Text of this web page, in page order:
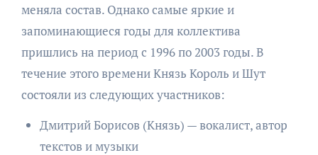
меняла состав. Однако самые яркие и
запоминающиеся годы для коллектива
пришлись на период с 1996 по 2003 годы. В
течение этого времени Князь Король и Шут
состояли из следующих участников:
Дмитрий Борисов (Князь) — вокалист, автор
текстов и музыки